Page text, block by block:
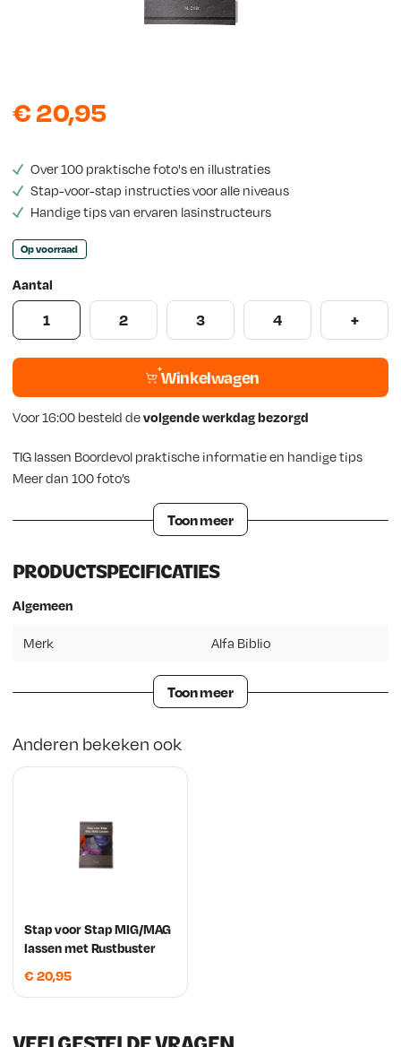
€20,95
Over 100 praktische foto's en illustraties
Stap-voor-stap instructies voor alle niveaus
Handige tips van ervaren lasinstructeurs
Op voorraad
Aantal
1 2 3 4 +
Winkelwagen
Voor 16:00 besteld devolgende werkdag bezorgd
TIG lassen Boordevol praktische informatie en handige tips
Meer dan 100 foto’s
Toon meer
PRODUCTSPECIFICATIES
Algemeen
Merk Alfa Biblio
Toon meer
Anderen bekeken ook
Stap voor Stap MIG/MAG
lassen met Rustbuster
€ 20,95